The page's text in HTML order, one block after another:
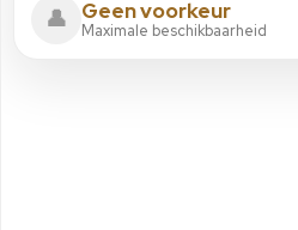
👤 Geen voorkeur
Maximale beschikbaarheid